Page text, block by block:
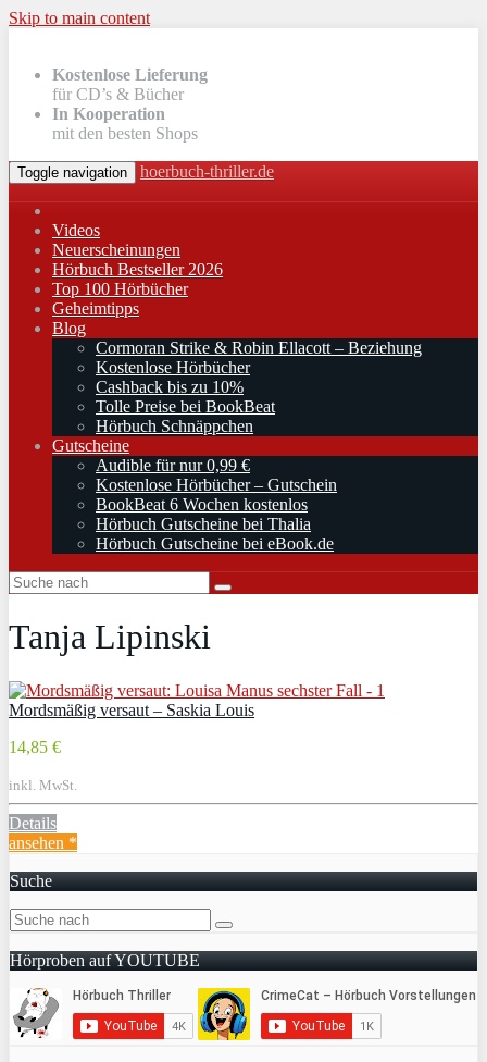
Skip to main content
Kostenlose Lieferung
für CD’s & Bücher
In Kooperation
mit den besten Shops
Toggle navigation hoerbuch-thriller.de
Videos
Neuerscheinungen
Hörbuch Bestseller 2026
Top 100 Hörbücher
Geheimtipps
Blog
Cormoran Strike & Robin Ellacott – Beziehung
Kostenlose Hörbücher
Cashback bis zu 10%
Tolle Preise bei BookBeat
Hörbuch Schnäppchen
Gutscheine
Audible für nur 0,99 €
Kostenlose Hörbücher – Gutschein
BookBeat 6 Wochen kostenlos
Hörbuch Gutscheine bei Thalia
Hörbuch Gutscheine bei eBook.de
Tanja Lipinski
Mordsmäßig versaut – Saskia Louis
14,85 €
inkl. MwSt.
Details
ansehen *
Suche
Hörproben auf YOUTUBE